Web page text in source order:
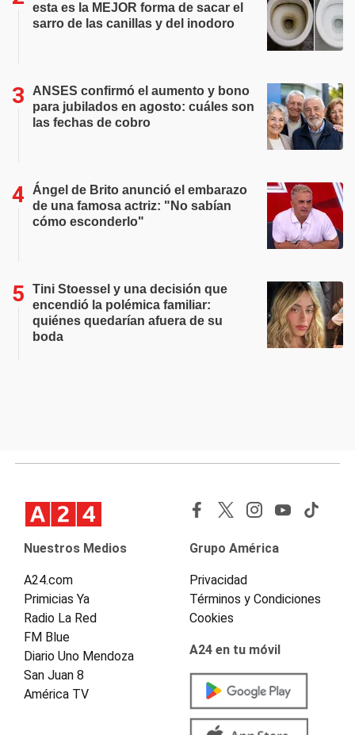
esta es la MEJOR forma de sacar el
sarro de las canillas y del inodoro
ANSES confirmó el aumento y bono
para jubilados en agosto: cuáles son
las fechas de cobro
Ángel de Brito anunció el embarazo
de una famosa actriz: "No sabían
cómo esconderlo"
Tini Stoessel y una decisión que
encendió la polémica familiar:
quiénes quedarían afuera de su
boda
Nuestros Medios
A24.com
Primicias Ya
Radio La Red
FM Blue
Diario Uno Mendoza
San Juan 8
América TV
Grupo América
Privacidad
Términos y Condiciones
Cookies
A24 en tu móvil